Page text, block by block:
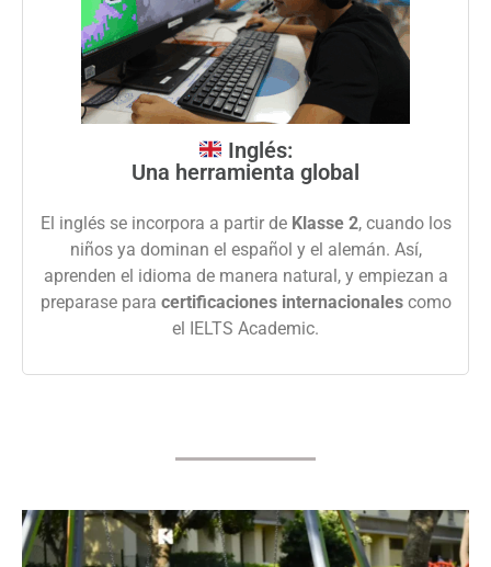
Inglés:
Una herramienta global
El inglés se incorpora a partir de Klasse 2, cuando los
niños ya dominan el español y el alemán. Así,
aprenden el idioma de manera natural, y empiezan a
preparase para certificaciones internacionalescomo
el IELTS Academic.